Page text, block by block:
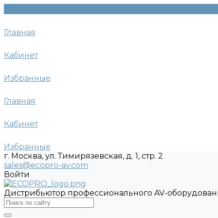
Главная
Кабинет
Избранные
Главная
Кабинет
Избранные
г. Москва, ул. Тимирязевская, д. 1, стр. 2
sales@ecopro-av.com
Войти
Дистрибьютор профессионального AV-